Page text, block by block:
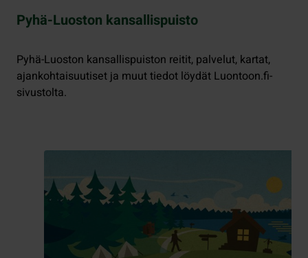
Pyhä-Luoston kansallispuisto
Pyhä-Luoston kansallispuiston reitit, palvelut, kartat,
ajankohtaisuutiset ja muut tiedot löydät Luontoon.fi-
sivustolta.